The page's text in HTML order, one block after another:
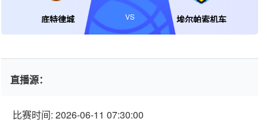
底特律城 埃尔帕索机车
VS
直播源：
比赛时间: 2026-06-11 07:30:00